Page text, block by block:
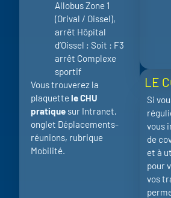
Allobus Zone 1
(Orival / Oissel),
arrêt Hôpital
d’Oissel ; Soit : F3
arrêt Complexe
sportif
Vous trouverez la
plaquettele CHU
pratique sur Intranet,
onglet Déplacements-
réunions, rubrique
Mobilité.
LE
Si
vous
de
et à
pour
vos